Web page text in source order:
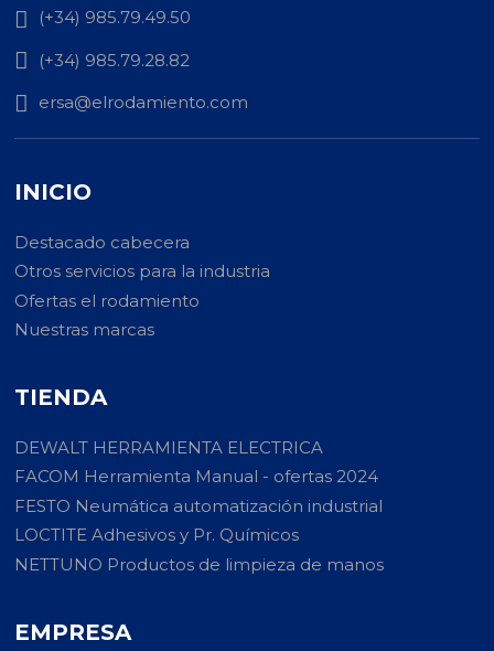
(+34) 985.79.49.50
(+34) 985.79.28.82
ersa@elrodamiento.com
INICIO
Destacado cabecera
Otros servicios para la industria
Ofertas el rodamiento
Nuestras marcas
TIENDA
DEWALT HERRAMIENTA ELECTRICA
FACOM Herramienta Manual - ofertas 2024
FESTO Neumática automatización industrial
LOCTITE Adhesivos y Pr. Químicos
NETTUNO Productos de limpieza de manos
EMPRESA